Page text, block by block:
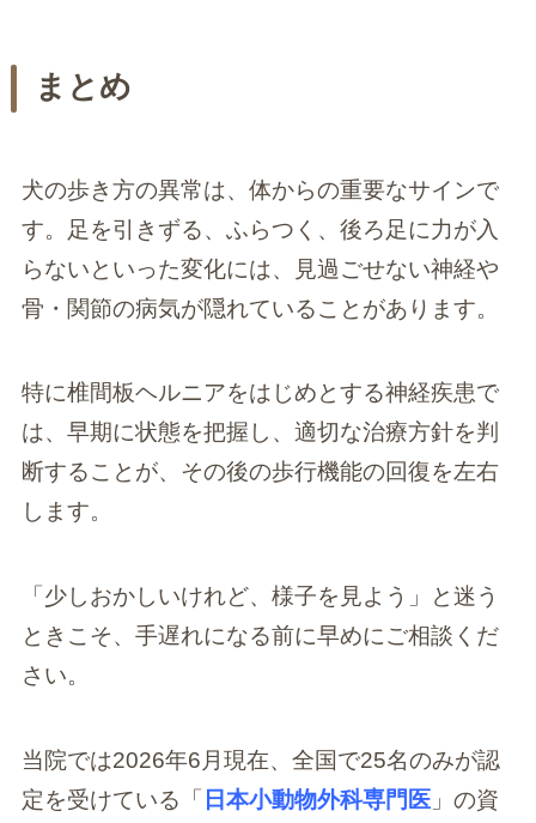
まとめ
犬の歩き方の異常は、体からの重要なサインで
す。足を引きずる、ふらつく、後ろ足に力が入
らないといった変化には、見過ごせない神経や
骨・関節の病気が隠れていることがあります。
特に椎間板ヘルニアをはじめとする神経疾患で
は、早期に状態を把握し、適切な治療方針を判
断することが、その後の歩行機能の回復を左右
します。
「少しおかしいけれど、様子を見よう」と迷う
ときこそ、手遅れになる前に早めにご相談くだ
さい。
当院では2026年6月現在、全国で25名のみが認
定を受けている「 日本小動物外科専門医」の資